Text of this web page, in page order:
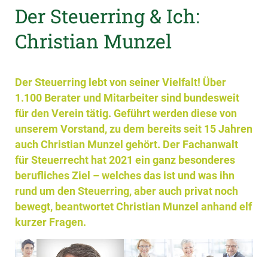
Der Steuerring & Ich:
Christian Munzel
Der Steuerring lebt von seiner Vielfalt! Über
1.100 Berater und Mitarbeiter sind bundesweit
für den Verein tätig. Geführt werden diese von
unserem Vorstand, zu dem bereits seit 15 Jahren
auch Christian Munzel gehört. Der Fachanwalt
für Steuerrecht hat 2021 ein ganz besonderes
berufliches Ziel – welches das ist und was ihn
rund um den Steuerring, aber auch privat noch
bewegt, beantwortet Christian Munzel anhand elf
kurzer Fragen.